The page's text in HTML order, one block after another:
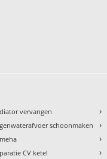
vervangen
schoonmaken
CV ketel
›
›
›
›